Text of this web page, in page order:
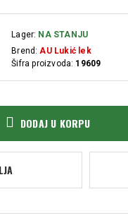
Lager: NA STANJU
Brend: AU Lukić lek
Šifra proizvoda: 19609
DODAJ U KORPU